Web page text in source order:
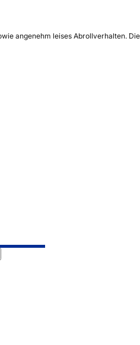
angenehm leises Abrollverhalten.